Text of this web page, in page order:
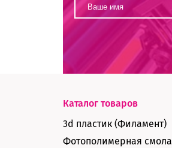
Каталог товаров
3d пластик (Филамент)
Фотополимерная смола